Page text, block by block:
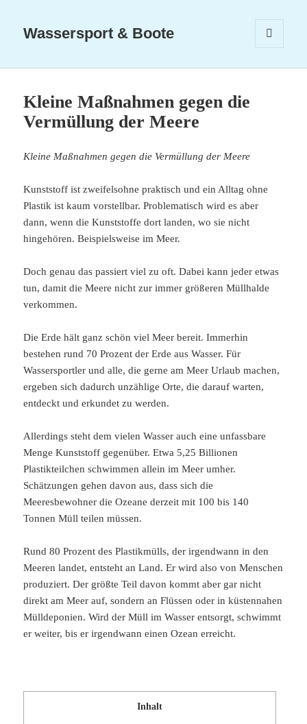
Wassersport & Boote
WIDGETS
Kleine Maßnahmen gegen die
Vermüllung der Meere
Kleine Maßnahmen gegen die Vermüllung der Meere
Kunststoff ist zweifelsohne praktisch und ein Alltag ohne
Plastik ist kaum vorstellbar. Problematisch wird es aber
dann, wenn die Kunststoffe dort landen, wo sie nicht
hingehören. Beispielsweise im Meer.
Doch genau das passiert viel zu oft. Dabei kann jeder etwas
tun, damit die Meere nicht zur immer größeren Müllhalde
verkommen.
Die Erde hält ganz schön viel Meer bereit. Immerhin
bestehen rund 70 Prozent der Erde aus Wasser. Für
Wassersportler und alle, die gerne am Meer Urlaub machen,
ergeben sich dadurch unzählige Orte, die darauf warten,
entdeckt und erkundet zu werden.
Allerdings steht dem vielen Wasser auch eine unfassbare
Menge Kunststoff gegenüber. Etwa 5,25 Billionen
Plastikteilchen schwimmen allein im Meer umher.
Schätzungen gehen davon aus, dass sich die
Meeresbewohner die Ozeane derzeit mit 100 bis 140
Tonnen Müll teilen müssen.
Rund 80 Prozent des Plastikmülls, der irgendwann in den
Meeren landet, entsteht an Land. Er wird also von Menschen
produziert. Der größte Teil davon kommt aber gar nicht
direkt am Meer auf, sondern an Flüssen oder in küstennahen
Mülldeponien. Wird der Müll im Wasser entsorgt, schwimmt
er weiter, bis er irgendwann einen Ozean erreicht.
Inhalt